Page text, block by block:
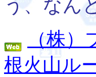
う、なん
（株
根火山ル